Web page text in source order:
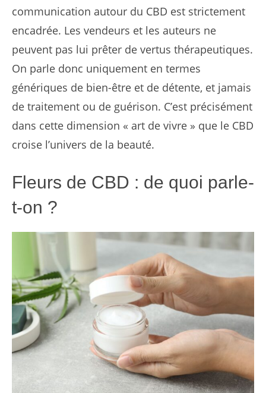
communication autour du CBD est strictement
encadrée. Les vendeurs et les auteurs ne
peuvent pas lui prêter de vertus thérapeutiques.
On parle donc uniquement en termes
génériques de bien-être et de détente, et jamais
de traitement ou de guérison. C’est précisément
dans cette dimension « art de vivre » que le CBD
croise l’univers de la beauté.
Fleurs de CBD : de quoi parle-
t-on ?